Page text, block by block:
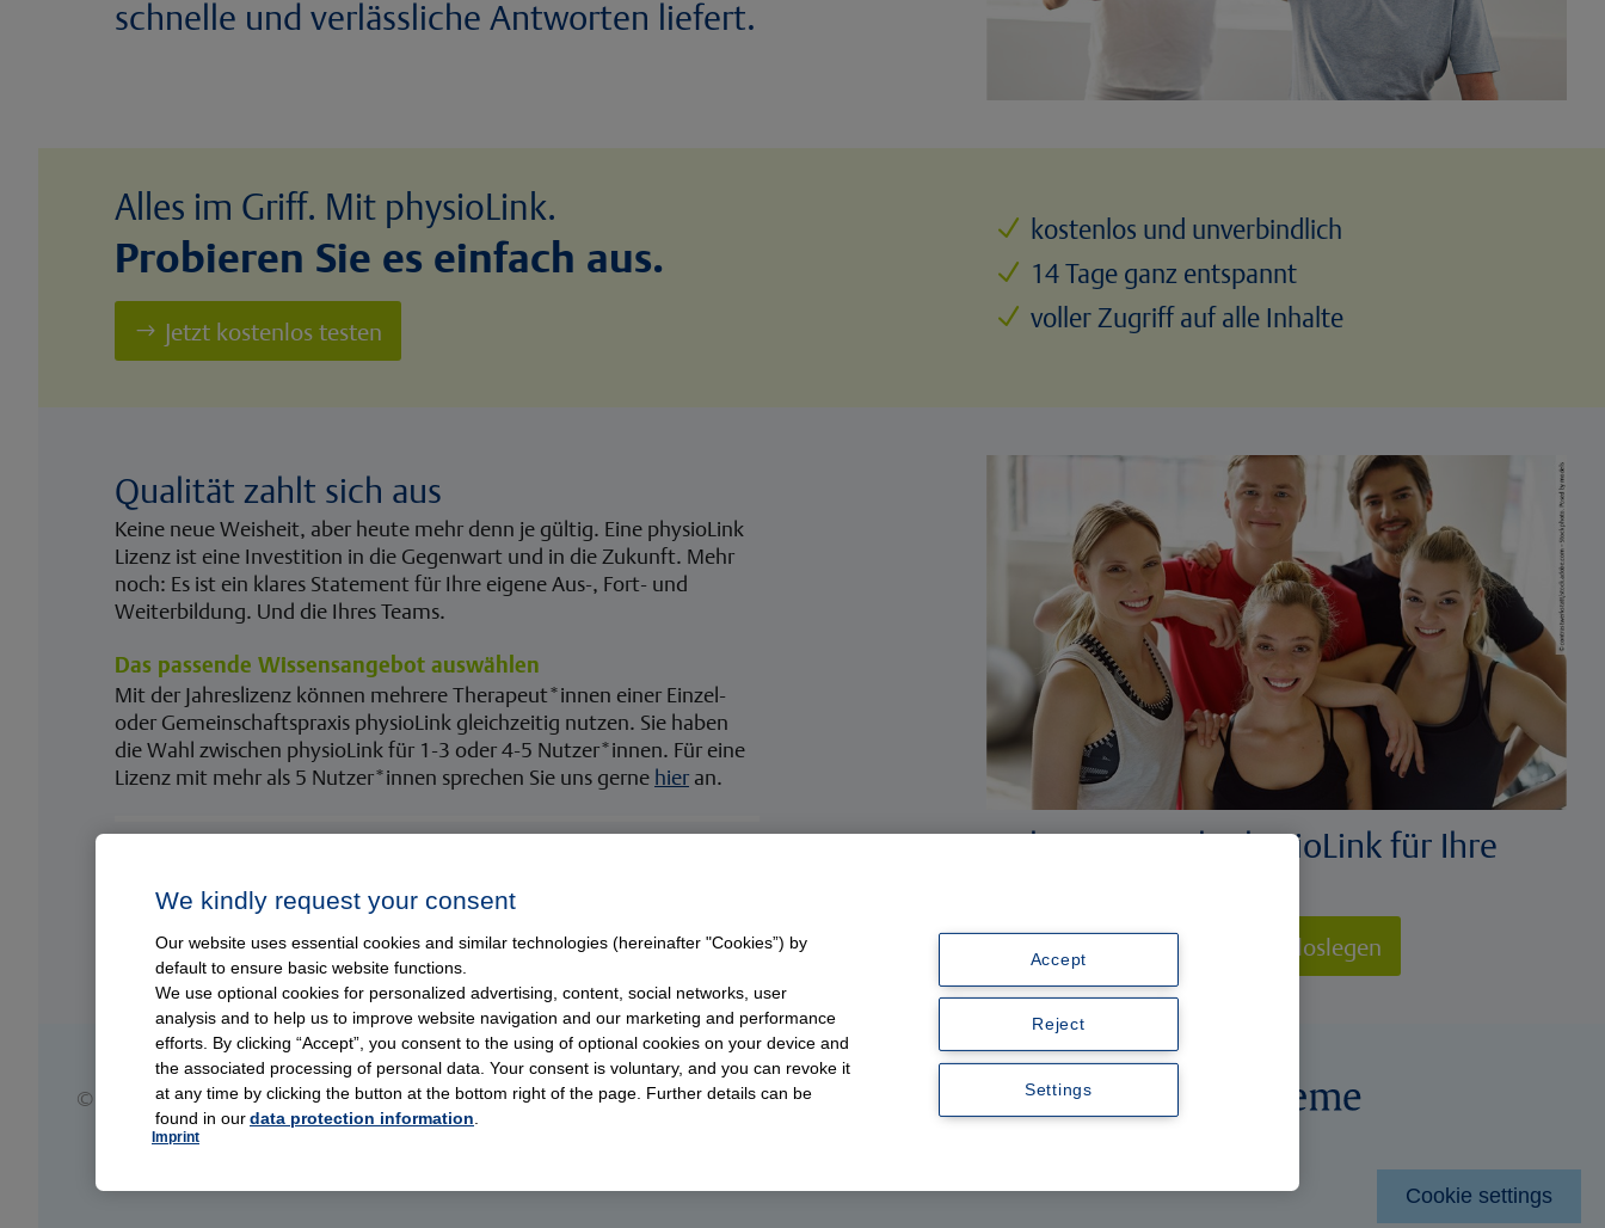
schnelle und verlässliche Antworten liefert.
Alles im Griff. Mit physioLink.
Probieren Sie es einfach aus.
Jetzt kostenlos testen
N kostenlos und unverbindlich
N 14 Tage ganz entspannt
N voller Zugriff auf alle Inhalte
Qualität zahlt sich aus
Keine neue Weisheit, aber heute mehr denn je gültig. Eine physioLink
Lizenz ist eine Investition in die Gegenwart und in die Zukunft. Mehr
noch: Es ist ein klares Statement für Ihre eigene Aus-, Fort- und
Weiterbildung. Und die Ihres Teams.
Das passende Wissensangebot auswählen
Mit der Jahreslizenz können mehrere Therapeut*innen einer Einzel-
oder Gemeinschaftspraxis physioLink gleichzeitig nutzen. Sie haben
die Wahl zwischen physioLink für 1-3 oder 4-5 Nutzer*innen. Für eine
Lizenz mit mehr als 5 Nutzer*innen sprechen Sie uns gerne hier an.
Bestellen Sie Ihre physioLink Lizenz bequem online in unserem
Webshop . Nach dem Kauf erhalten Sie umgehend einen Lizenzcode
mit dem Sie und Ihr Team physioLink direkt nutzen können.
Sichern Sie sich physioLink für Ihre
Jetzt bestellen und direkt loslegen
© Copyright 2025, Thieme Group
Cookie settings
We kindly request your consent
Our website uses essential cookies and similar technologies (hereinafter "Cookies”) by
default to ensure basic website functions.
We use optional cookies for personalized advertising, content, social networks, user
analysis and to help us to improve website navigation and our marketing and performance
efforts. By clicking “Accept”, you consent to the using of optional cookies on your device and
the associated processing of personal data. Your consent is voluntary, and you can revoke it
at any time by clicking the button at the bottom right of the page. Further details can be
found in ourdata protection information
Imprint
Accept
Reject
Settings